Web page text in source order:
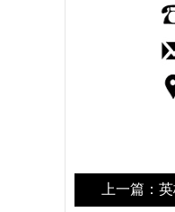
上一篇：